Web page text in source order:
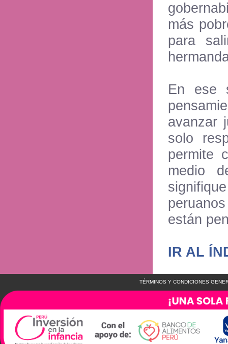
más
para
En ese
avanzar
solo
permite
medio
están
IR AL
TÉRMINOS Y CONDICIONES